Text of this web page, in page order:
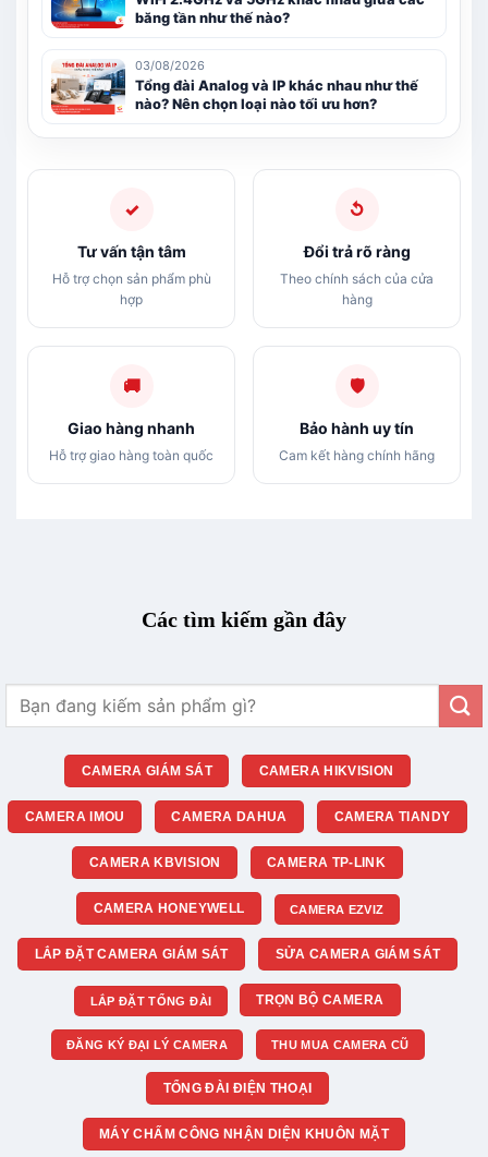
băng tần như thế nào?
03/08/2026
Tổng đài Analog và IP khác nhau như thế
nào? Nên chọn loại nào tối ưu hơn?
✓
Tư vấn tận tâm
Hỗ trợ chọn sản phẩm phù
hợp
↺
Đổi trả rõ ràng
Theo chính sách của cửa
hàng
🚚
Giao hàng nhanh
Hỗ trợ giao hàng toàn quốc
🛡
Bảo hành uy tín
Cam kết hàng chính hãng
Các tìm kiếm gần đây
kiếm:
CAMERA GIÁM SÁT CAMERA HIKVISION
CAMERA IMOU CAMERA DAHUA CAMERA TIANDY
CAMERA KBVISION CAMERA TP-LINK
CAMERA HONEYWELL CAMERA EZVIZ
LẮP ĐẶT CAMERA GIÁM SÁT SỬA CAMERA GIÁM SÁT
LẮP ĐẶT TỔNG ĐÀI TRỌN BỘ CAMERA
ĐĂNG KÝ ĐẠI LÝ CAMERA THU MUA CAMERA CŨ
TỔNG ĐÀI ĐIỆN THOẠI
MÁY CHẤM CÔNG NHẬN DIỆN KHUÔN MẶT